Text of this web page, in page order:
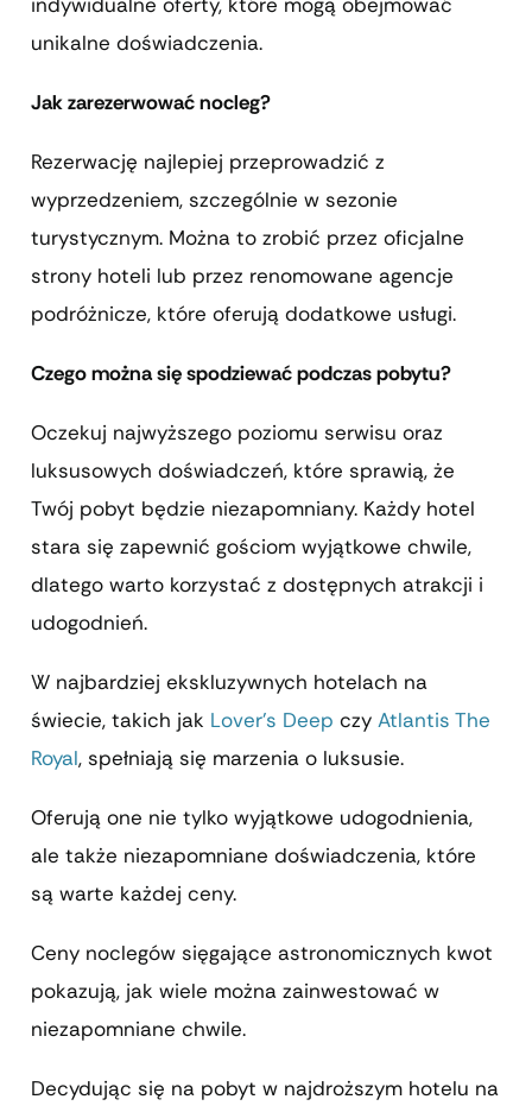
unikalne doświadczenia.
Jak zarezerwować nocleg?
Rezerwację najlepiej przeprowadzić z
wyprzedzeniem, szczególnie w sezonie
turystycznym. Można to zrobić przez oficjalne
strony hoteli lub przez renomowane agencje
podróżnicze, które oferują dodatkowe usługi.
Czego można się spodziewać podczas pobytu?
Oczekuj najwyższego poziomu serwisu oraz
luksusowych doświadczeń, które sprawią, że
Twój pobyt będzie niezapomniany. Każdy hotel
stara się zapewnić gościom wyjątkowe chwile,
dlatego warto korzystać z dostępnych atrakcji i
udogodnień.
W najbardziej ekskluzywnych hotelach na
świecie, takich jak Lover’s Deep czyAtlantis The
Royal, spełniają się marzenia o luksusie.
Oferują one nie tylko wyjątkowe udogodnienia,
ale także niezapomniane doświadczenia, które
są warte każdej ceny.
Ceny noclegów sięgające astronomicznych kwot
pokazują, jak wiele można zainwestować w
niezapomniane chwile.
Decydując się na pobyt w najdroższym hotelu na